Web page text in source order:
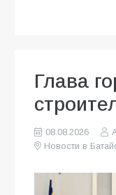
Глава
08.08.2026
Новости в